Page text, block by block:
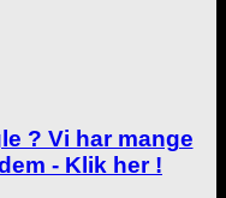
? Vi har mange
- Klik her !